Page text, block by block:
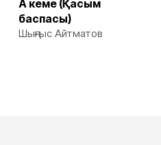
Ақ кеме (Қасым
баспасы)
Шыңғыс Айтматов